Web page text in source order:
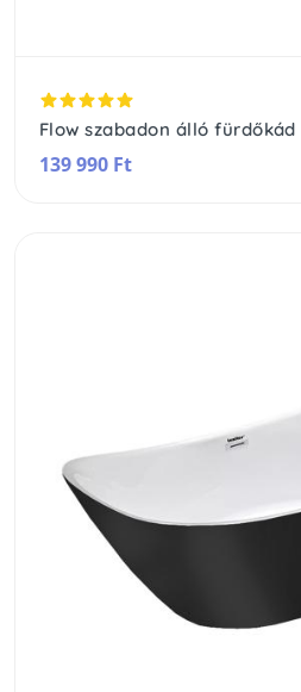
Flow szabadon álló fürdőkád
139 990 Ft